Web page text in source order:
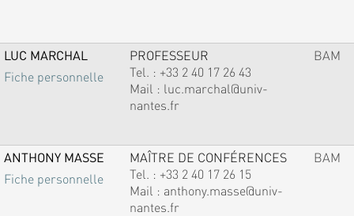
LUC MARCHAL
Fiche personnelle
PROFESSEUR
Tel. : +33 2 40 17 26 43
Mail : luc.marchal@univ-
nantes.fr
BAM
ANTHONY MASSE
Fiche personnelle
MAÎTRE DE CONFÉRENCES
Tel. : +33 2 40 17 26 15
Mail : anthony.masse@univ-
nantes.fr
BAM